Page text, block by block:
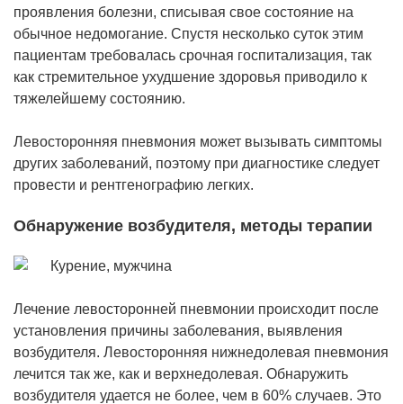
проявления болезни, списывая свое состояние на
обычное недомогание. Спустя несколько суток этим
пациентам требовалась срочная госпитализация, так
как стремительное ухудшение здоровья приводило к
тяжелейшему состоянию.
Левосторонняя пневмония может вызывать симптомы
других заболеваний, поэтому при диагностике следует
провести и рентгенографию легких.
Обнаружение возбудителя, методы терапии
Лечение левосторонней пневмонии происходит после
установления причины заболевания, выявления
возбудителя. Левосторонняя нижнедолевая пневмония
лечится так же, как и верхнедолевая. Обнаружить
возбудителя удается не более, чем в 60% случаев. Это